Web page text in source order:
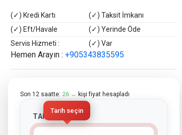
(✓) Kredi Kartı
(✓) Taksit İmkanı
(✓) Eft/Havale
(✓) Yerinde Öde
Servis Hizmeti :
(✓) Var
Hemen Arayın : +905343835595
Son 12 saatte: 26 ↔ kişi fiyat hesapladı
TARIH SEÇINIZ
Tarih seçin